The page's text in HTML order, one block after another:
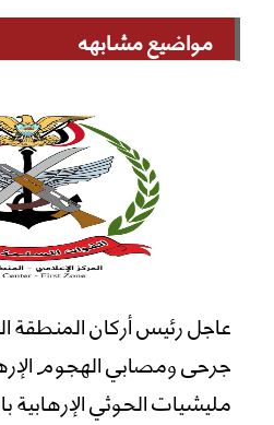
مواضيع مشابهه
عاجل رئيس أركان المنطقة
جرحى ومصابي الهجوم
مليشيات الحوثي الإرهابية